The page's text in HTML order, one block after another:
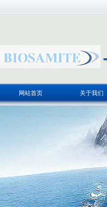
网站首页 关于我们